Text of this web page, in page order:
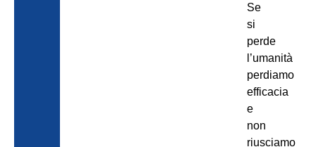
Se
si
perde
l’umanità
perdiamo
efficacia
e
non
riusciamo